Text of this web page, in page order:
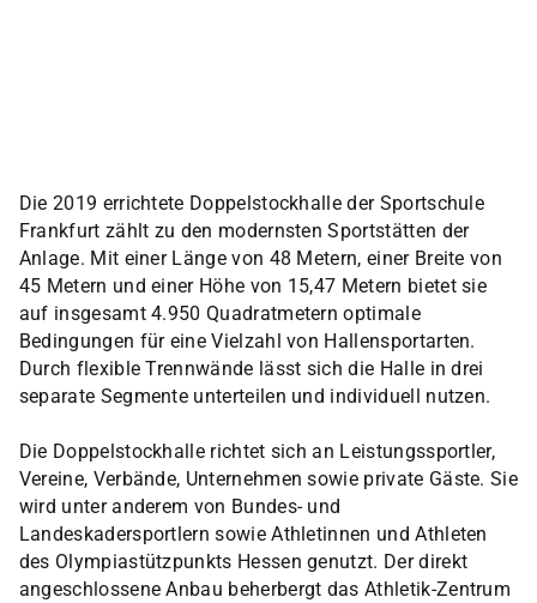
Die 2019 errichtete Doppelstockhalle der Sportschule
Frankfurt zählt zu den modernsten Sportstätten der
Anlage. Mit einer Länge von 48 Metern, einer Breite von
45 Metern und einer Höhe von 15,47 Metern bietet sie
auf insgesamt 4.950 Quadratmetern optimale
Bedingungen für eine Vielzahl von Hallensportarten.
Durch flexible Trennwände lässt sich die Halle in drei
separate Segmente unterteilen und individuell nutzen.
Die Doppelstockhalle richtet sich an Leistungssportler,
Vereine, Verbände, Unternehmen sowie private Gäste. Sie
wird unter anderem von Bundes- und
Landeskadersportlern sowie Athletinnen und Athleten
des Olympiastützpunkts Hessen genutzt. Der direkt
angeschlossene Anbau beherbergt das Athletik-Zentrum